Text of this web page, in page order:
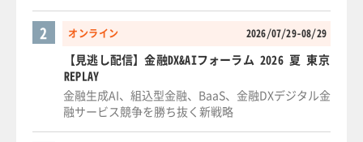
オンライン 2026/07/29-08/29
2
【見逃し配信】金融DX&AIフォーラム 2026 夏 東京
REPLAY
金融生成AI、組込型金融、BaaS、金融DXデジタル金
融サービス競争を勝ち抜く新戦略